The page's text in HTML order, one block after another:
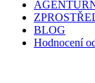
BLOG
Hodnocení